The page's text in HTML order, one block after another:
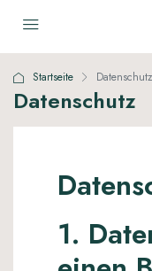
Startseite Datenschutz
Datenschutz
1.